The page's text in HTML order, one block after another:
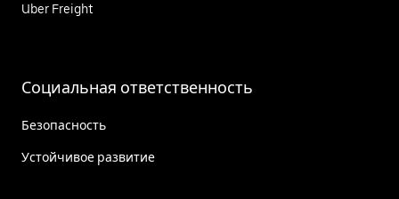
Uber Freight
Социальная ответственность
Безопасность
Устойчивое развитие